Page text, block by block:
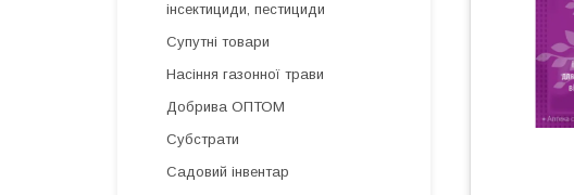
інсектициди, пестициди
Супутні товари
Насіння газонної трави
Добрива ОПТОМ
Субстрати
Садовий інвентар